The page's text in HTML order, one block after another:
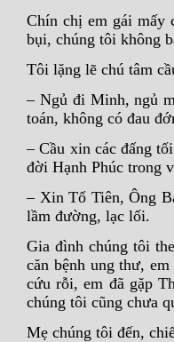
Chín chị em gái mấy
bụi, chúng tôi không
Tôi lặng lẽ chú tâm
– Ngủ đi Minh, ngủ
toán, không có đau
– Cầu xin các đấng
đời Hạnh Phúc trong
– Xin Tổ Tiên, Ông
lầm đường, lạc lối.
Gia đình chúng tôi
căn bệnh ung thư,
cứu rỗi, em đã gặp
chúng tôi cũng chưa
Mẹ chúng tôi đến,